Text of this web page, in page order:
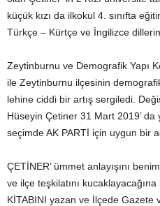
küçük kızı da ilkokul 4. sınıfta
Türkçe – Kürtçe ve İngilizce
Zeytinburnu ve Demografik Yapı
ile Zeytinburnu ilçesinin
lehine ciddi bir artış sergiledi.
Hüseyin Çetiner 31 Mart 2019’
seçimde AK PARTİ için uygun bir
ÇETİNER’ ümmet anlayışını
ve ilçe teşkilatını
KİTABINI yazan ve İlçede Gazete